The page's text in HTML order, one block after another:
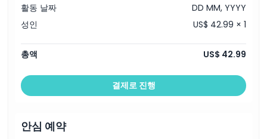
활동 날짜
DD MM, YYYY
성인
US$ 42.99 × 1
총액 US$ 42.99
결제로 진행
안심 예약